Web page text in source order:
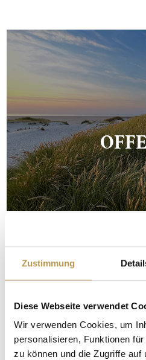
Zustimmung
Diese Webseite verwendet
Wir verwenden Cookies, um
personalisieren, Funktionen
zu können und die Zugriffe auf